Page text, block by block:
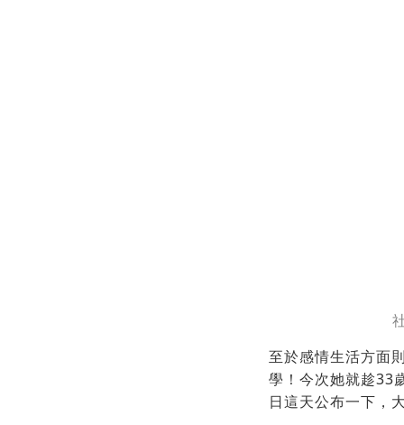
至於感情生活方面
學！今次她就趁33
日這天公布一下，